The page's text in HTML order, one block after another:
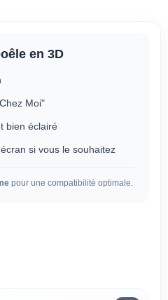
en 3D
Moi"
bien éclairé
si vous le souhaitez
pour une compatibilité optimale.